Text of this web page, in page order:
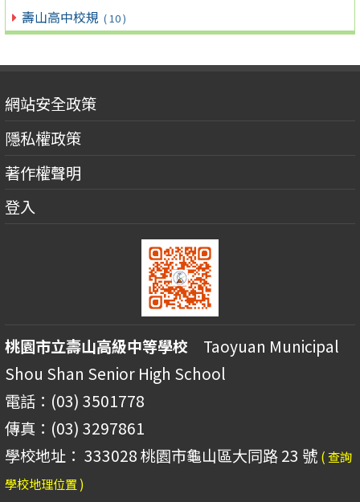
壽山高中校規 ( 10 )
網站安全政策
隱私權政策
著作權聲明
登入
桃園市立壽山高級中等學校 Taoyuan Municipal
Shou Shan Senior High School
電話：(03) 3501778
傳真：(03) 3297861
學校地址： 333028 桃園市龜山區大同路 23 號 ( 查詢
學校地理位置 )